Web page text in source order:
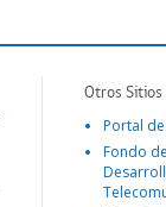
Otros
Portal
Fondo